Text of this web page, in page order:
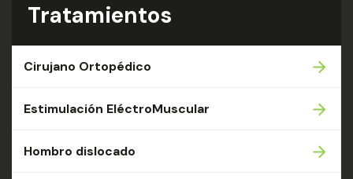
Tratamientos
Cirujano Ortopédico
Estimulación EléctroMuscular
Hombro dislocado